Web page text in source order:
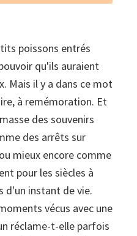
poissons entrés
qu'ils auraient
Mais il y a dans ce mot
à remémoration. Et
des souvenirs
des arrêts sur
mieux encore comme
pour les siècles à
d'un instant de vie.
vécus avec une
réclame-t-elle parfois